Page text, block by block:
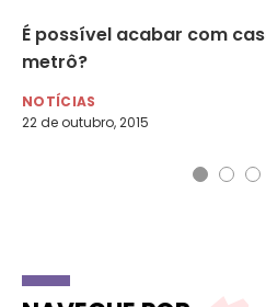
É possível acabar com
metrô?
NOTÍCIAS
22 de outubro, 2015